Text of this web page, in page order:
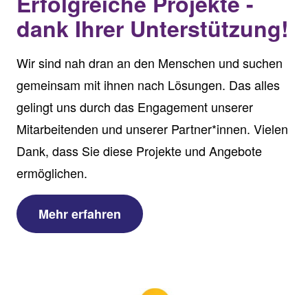
dank Ihrer Unterstützung!
Wir sind nah dran an den Menschen und suchen
gemeinsam mit ihnen nach Lösungen. Das alles
gelingt uns durch das Engagement unserer
Mitarbeitenden und unserer Partner*innen. Vielen
Dank, dass Sie diese Projekte und Angebote
ermöglichen.
Mehr erfahren